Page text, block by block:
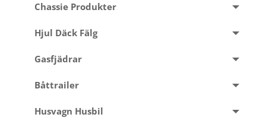
Chassie Produkter
Hjul Däck Fälg
Gasfjädrar
Båttrailer
Husvagn Husbil